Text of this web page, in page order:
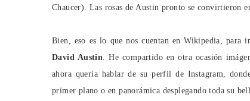
Chaucer). Las rosas de Austin pronto se convirtieron
Bien, eso es lo que nos cuentan en Wikipedia, para
David Austin . He compartido en otra ocasión
ahora quería hablar de su perfil de Instagram,
primer plano o en panorámica desplegando toda su